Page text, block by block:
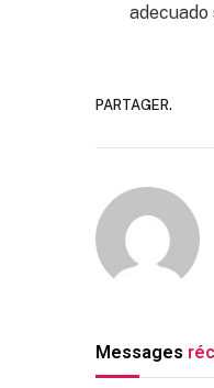
PARTAGER.
Messages